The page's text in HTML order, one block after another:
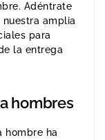
Adéntrate
amplia
para
la entrega
hombres
hombre ha